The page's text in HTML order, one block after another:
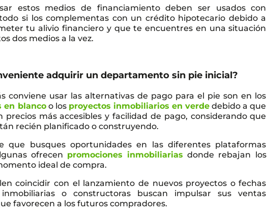
estos medios de financiamiento deben ser usados con
si los complementas con un crédito hipotecario debido a
tu alivio financiero y que te encuentres en una situación
dos medios a la vez.
adquirir un departamento sin pie inicial?
conviene usar las alternativas de pago para el pie son en los
en blancoo los proyectos inmobiliarios en verde debido a que
precios más accesibles y facilidad de pago, considerando que
recién planificado o construyendo.
que busques oportunidades en las diferentes plataformas
ofrecen promociones inmobiliarias donde rebajan los
ideal de compra.
coincidir con el lanzamiento de nuevos proyectos o fechas
o constructoras buscan impulsar sus ventas
favorecen a los futuros compradores.